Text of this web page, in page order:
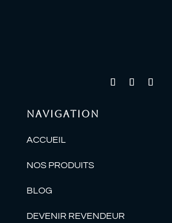
NAVIGATION
ACCUEIL
NOS PRODUITS
BLOG
DEVENIR REVENDEUR